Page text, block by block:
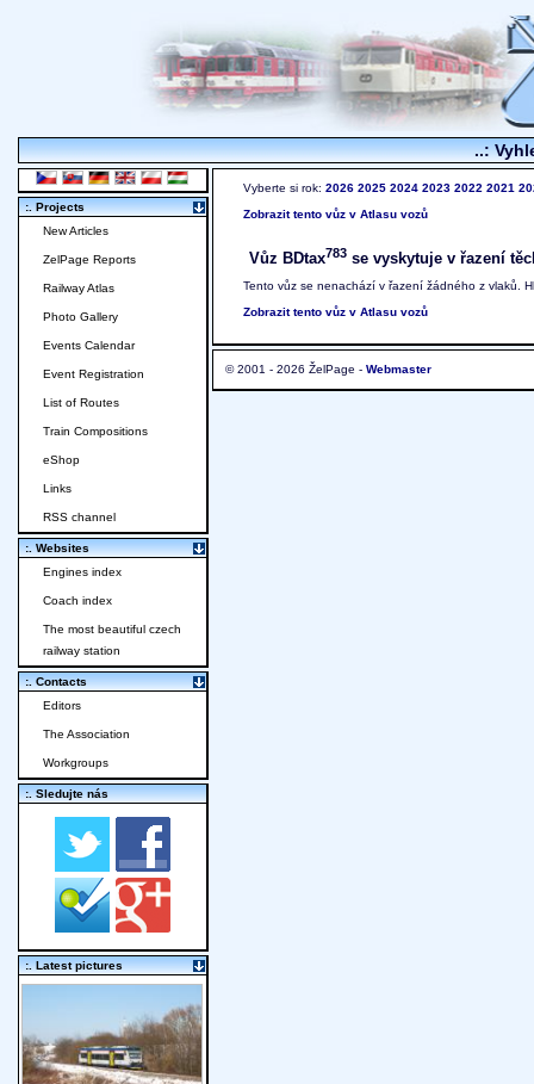
..:
Vyberte si rok: 2026 2025 2024 2023 2022 2021
Zobrazit tento vůz v Atlasu vozů
Vůz BDtax783 se vyskytuje v řazení
Tento vůz se nenachází v řazení žádného z vlaků.
Zobrazit tento vůz v Atlasu vozů
© 2001 - 2026 ŽelPage - Webmaster
:. Projects
New Articles
ZelPage Reports
Railway Atlas
Photo Gallery
Events Calendar
Event Registration
List of Routes
Train Compositions
eShop
Links
RSS channel
:. Websites
Engines index
Coach index
The most beautiful czech
railway station
:. Contacts
Editors
The Association
Workgroups
:. Sledujte nás
:. Latest pictures